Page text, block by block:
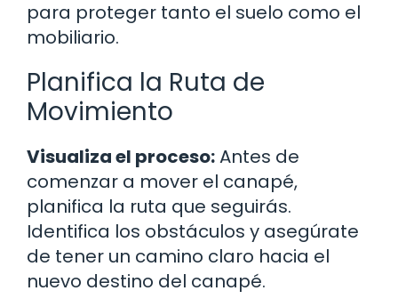
para proteger tanto el suelo como el
mobiliario.
Planifica la Ruta de
Movimiento
Visualiza el proceso:Antes de
comenzar a mover el canapé,
planifica la ruta que seguirás.
Identifica los obstáculos y asegúrate
de tener un camino claro hacia el
nuevo destino del canapé.